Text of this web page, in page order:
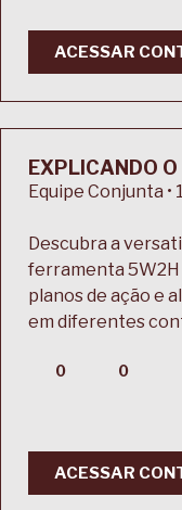
ACESSAR
EXPLICANDO
Equipe Conjunta •
Descubra a
ferramenta
planos de ação e
em diferentes
0 0
ACESSAR